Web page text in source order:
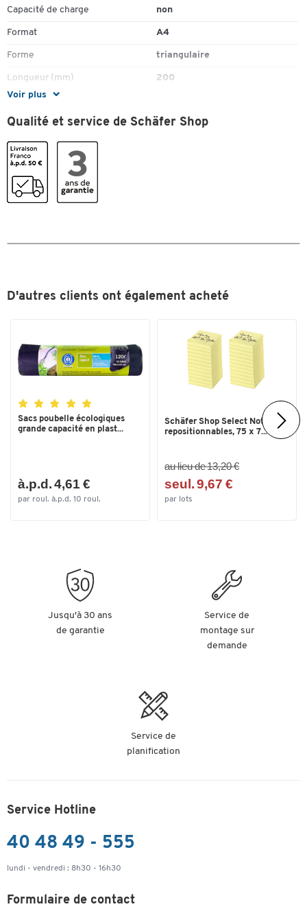
Voir plus
Capacité de charge non
Format A4
Forme triangulaire
Longueur (mm) 200
Matériau
Norme BGV A8
Type de panneau
Couleurs
Coloris
Qualité et service de Schäfer Shop
D'autres clients ont également acheté
Sacs poubelle écologiques
grande capacité en plast...
à.p.d. 4,61 €
par roul. à.p.d. 10 roul.
Schäfer Shop Select Notes
repositionnables, 75 x 7...
au lieu de 13,20 €
seul. 9,67 €
par lots
Toucher deux fois pour zoomer
Jusqu'à 30 ans
de garantie
Service de
montage sur
demande
Service de
planification
Service Hotline
40 48 49 - 555
lundi - vendredi : 8h30 - 16h30
Formulaire de contact